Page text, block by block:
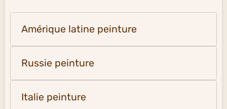
Amérique latine peinture
Russie peinture
Italie peinture